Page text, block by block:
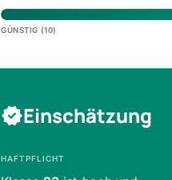
GÜNSTIG (10)
Einschätzung
HAFTPFLICHT